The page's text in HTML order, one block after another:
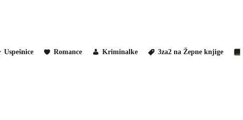
Uspešnice Romance Kriminalke 3za2 na Žepne knjige